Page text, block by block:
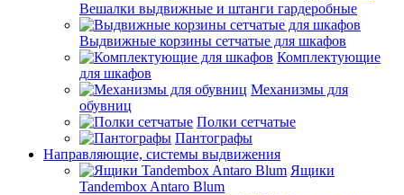
Вешалки выдвижные и штанги гардеробные
Выдвижные корзины сетчатые для шкафов
Комплектующие
для шкафов
Механизмы для
обувниц
Полки сетчатые
Пантографы
Направляющие, системы выдвижения
Ящики
Tandembox Antaro Blum